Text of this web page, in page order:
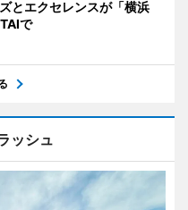
とエクセレンスが「横浜
で
ッシュ